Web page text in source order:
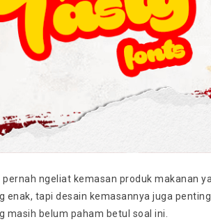
ngeliat kemasan produk makanan
enak, tapi desain kemasannya juga
masih belum paham betul soal ini.